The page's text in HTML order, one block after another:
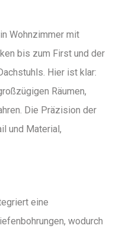
Wohnzimmer mit
bis zum First und der
Hier ist klar:
Räumen,
Die Präzision der
und Material,
eine
wodurch